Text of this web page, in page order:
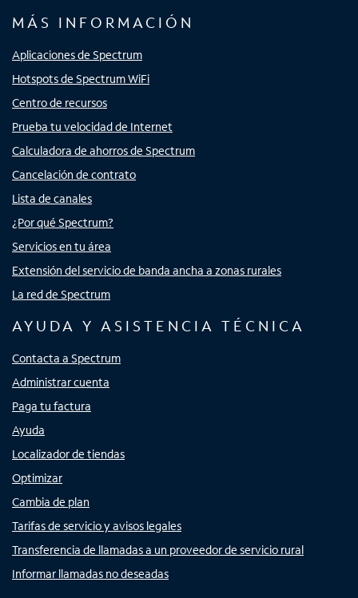
MÁS INFORMACIÓN
Aplicaciones de Spectrum
Hotspots de Spectrum WiFi
Centro de recursos
Prueba tu velocidad de Internet
Calculadora de ahorros de Spectrum
Cancelación de contrato
Lista de canales
¿Por qué Spectrum?
Servicios en tu área
Extensión del servicio de banda ancha a zonas rurales
La red de Spectrum
AYUDA Y ASISTENCIA TÉCNICA
Contacta a Spectrum
Administrar cuenta
Paga tu factura
Ayuda
Localizador de tiendas
Optimizar
Cambia de plan
Tarifas de servicio y avisos legales
Transferencia de llamadas a un proveedor de servicio rural
Informar llamadas no deseadas